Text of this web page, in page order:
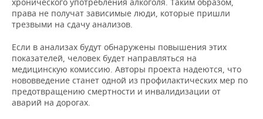
ONLINE-КОНФЕРЕНЦИИ
ОТКРЫТАЯ ЛЕКЦИЯ
ХОККЕЙ
БАСКЕТБОЛ
ВОЛЕЙБОЛ
КИБЕРСПОРТ
ВЛАСТЬ
ИНФРАСТРУКТУРА
ИСТОРИЯ
КУЛЬТУРА
СЮЖЕТЫ
СПРАВОЧНИК
СПИСОК ПЕРСОН
СПИСОК КОМПАНИЙ
ПОЛНАЯ ВЕРСИЯ
права не получат зависимые люди, которые пришли
трезвыми на сдачу анализов.
Если в анализах будут обнаружены повышения этих
показателей, человек будет направляться на
медицинскую комиссию. Авторы проекта надеются, что
нововведение станет одной из профилактических мер по
предотвращению смертности и инвалидизации от
аварий на дорогах.